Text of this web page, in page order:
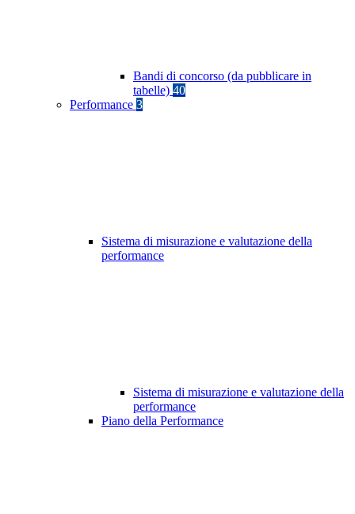
Bandi di concorso (da pubblicare in
tabelle) 40
Performance 3
Sistema di misurazione e valutazione della
performance
Sistema di misurazione e valutazione della
performance
Piano della Performance